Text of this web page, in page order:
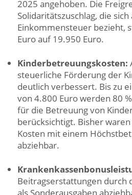
2025 angehoben. Die
Solidaritätszuschlag, die
Einkommensteuer bezieht,
Euro auf 19.950 Euro.
Kinderbetreuungskosten:
steuerliche Förderung der
deutlich verbessert. Bis zu
von 4.800 Euro werden 80
für die Betreuung von
berücksichtigt. Bisher
Kosten mit einem
abziehbar.
Beitragserstattungen durch